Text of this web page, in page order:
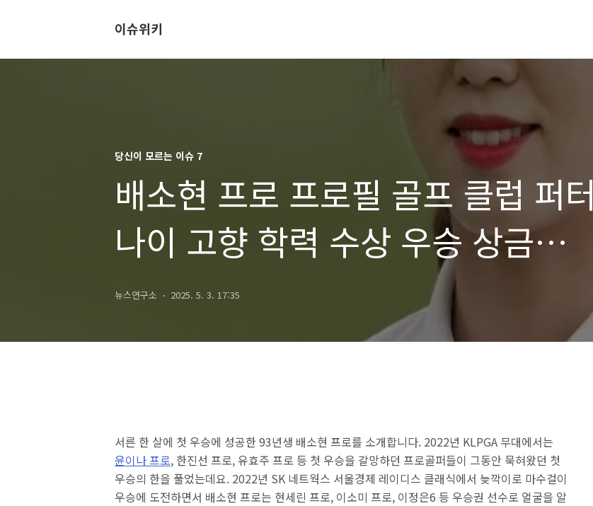
이슈위키
당신이 모르는 이슈 7
배소현 프로 프로필 골프 클럽 퍼터
나이 고향 학력 수상 우승 상금
골프선수 일정
뉴스연구소 2025. 5. 3. 17:35
서른 한 살에 첫 우승에 성공한 93년생 배소현 프로를 소개합니다. 2022년 KLPGA 무대에서는
윤이나 프로, 한진선 프로, 유효주 프로 등 첫 우승을 갈망하던 프로골퍼들이 그동안 묵혀왔던 첫
우승의 한을 풀었는데요. 2022년 SK 네트웍스 서울경제 레이디스 클래식에서 늦깍이로 마수걸이
우승에 도전하면서 배소현 프로는 현세린 프로, 이소미 프로, 이정은6 등 우승권 선수로 얼굴을 알